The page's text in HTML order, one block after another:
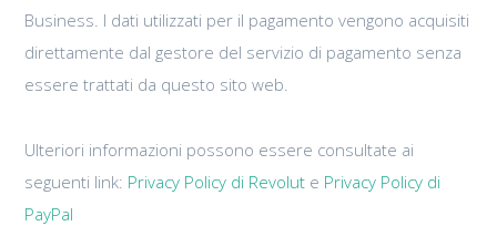
Business. I dati utilizzati per il pagamento vengono acquisiti
direttamente dal gestore del servizio di pagamento senza
essere trattati da questo sito web.
Ulteriori informazioni possono essere consultate ai
seguenti link: Privacy Policy di Revolut e Privacy Policy di
PayPal